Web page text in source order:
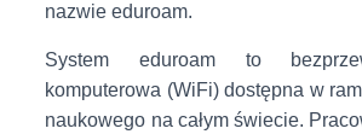
nazwie eduroam.
System eduroam to
komputerowa (WiFi) dostępna w
naukowego na całym świecie.